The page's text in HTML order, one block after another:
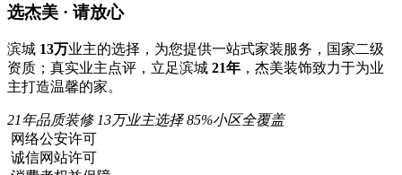
选杰美 · 请放心
滨城 13万业主的选择，为您提供一站式家装服务，国家二级
资质；真实业主点评，立足滨城 21年 ，杰美装饰致力于为业
主打造温馨的家。
21年品质装修 13万业主选择 85%小区全覆盖
网络公安许可
诚信网站许可